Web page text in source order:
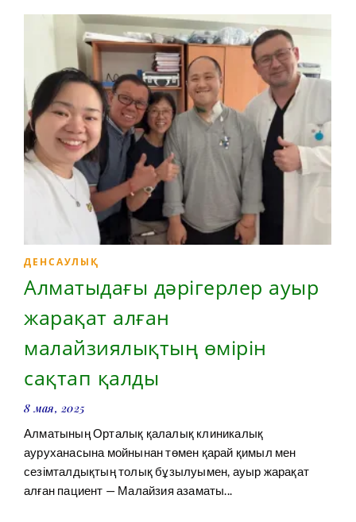
ДЕНСАУЛЫҚ
Алматыдағы дәрігерлер ауыр
жарақат алған
малайзиялықтың өмірін
сақтап қалды
8 мая, 2025
Алматының Орталық қалалық клиникалық
ауруханасына мойнынан төмен қарай қимыл мен
сезімталдықтың толық бұзылуымен, ауыр жарақат
алған пациент — Малайзия азаматы...